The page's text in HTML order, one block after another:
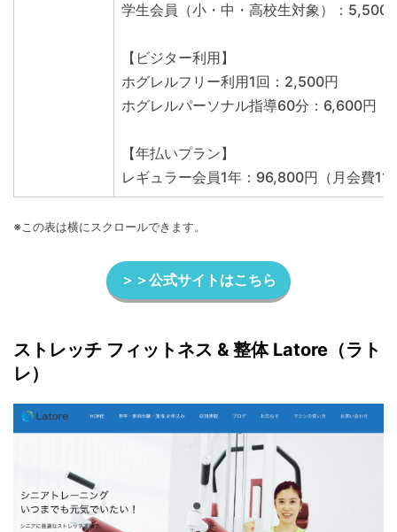
学生会員（小・中・高校生対象）：5,500
【ビジター利用】
ホグレルフリー利用1回：2,500円
ホグレルパーソナル指導60分：6,600円
【年払いプラン】
レギュラー会員1年：96,800円（月会費11
※この表は横にスクロールできます。
＞＞公式サイトはこちら
ストレッチ フィットネス & 整体 Latore（ラト
レ）